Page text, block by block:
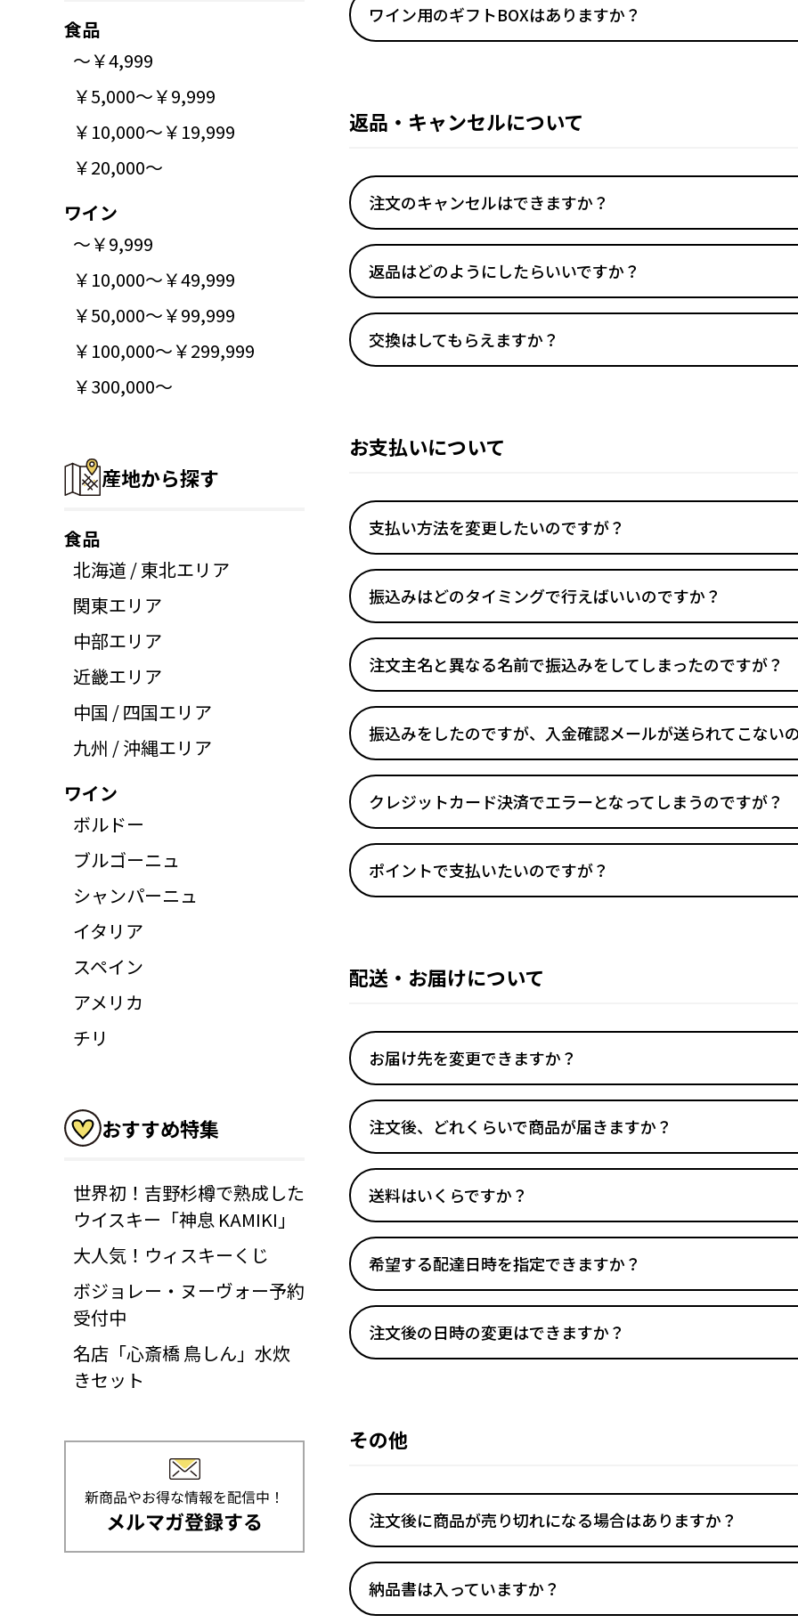
食品
～￥4,999
￥5,000～￥9,999
￥10,000～￥19,999
￥20,000～
ワイン
～￥9,999
￥10,000～￥49,999
￥50,000～￥99,999
￥100,000～￥299,999
￥300,000～
産地から探す
食品
北海道 / 東北エリア
関東エリア
中部エリア
近畿エリア
中国 / 四国エリア
九州 / 沖縄エリア
ワイン
ボルドー
ブルゴーニュ
シャンパーニュ
イタリア
スペイン
アメリカ
チリ
おすすめ特集
世界初！吉野杉樽で熟成した
ウイスキー「神息 KAMIKI」
大人気！ウィスキーくじ
ボジョレー・ヌーヴォー予約
受付中
名店「心斎橋 鳥しん」水炊
きセット
ワイン用のギフトBOXはありますか？
返品・キャンセルについて
注文のキャンセルはできますか？
返品はどのようにしたらいいですか？
交換はしてもらえますか？
お支払いについて
支払い方法を変更したいのですが？
振込みはどのタイミングで行えばいいのですか？
注文主名と異なる名前で振込みをしてしまったのですが？
振込みをしたのですが、入金確認メールが送られてこない
クレジットカード決済でエラーとなってしまうのですが？
ポイントで支払いたいのですが？
配送・お届けについて
お届け先を変更できますか？
注文後、どれくらいで商品が届きますか？
送料はいくらですか？
希望する配達日時を指定できますか？
注文後の日時の変更はできますか？
その他
注文後に商品が売り切れになる場合はありますか？
納品書は入っていますか？